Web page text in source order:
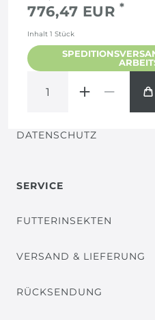
776,47 EUR *
Inhalt 1 Stück
AGB
WIDERRUF
VERTRAG
DATENSCHUTZ
SERVICE
FUTTERINSEKTEN
VERSAND & LIEFERUNG
RÜCKSENDUNG